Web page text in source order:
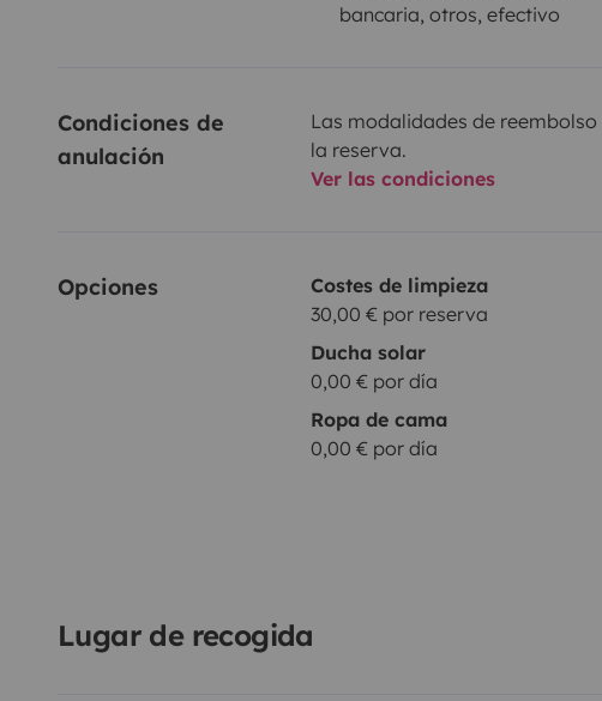
bancaria, otros, efectivo
Condiciones de
anulación
Las modalidades de
la reserva.
Ver las condiciones
Opciones
Costes de limpieza
30,00 € por reserva
Ducha solar
0,00 € por día
Ropa de cama
0,00 € por día
Lugar de recogida